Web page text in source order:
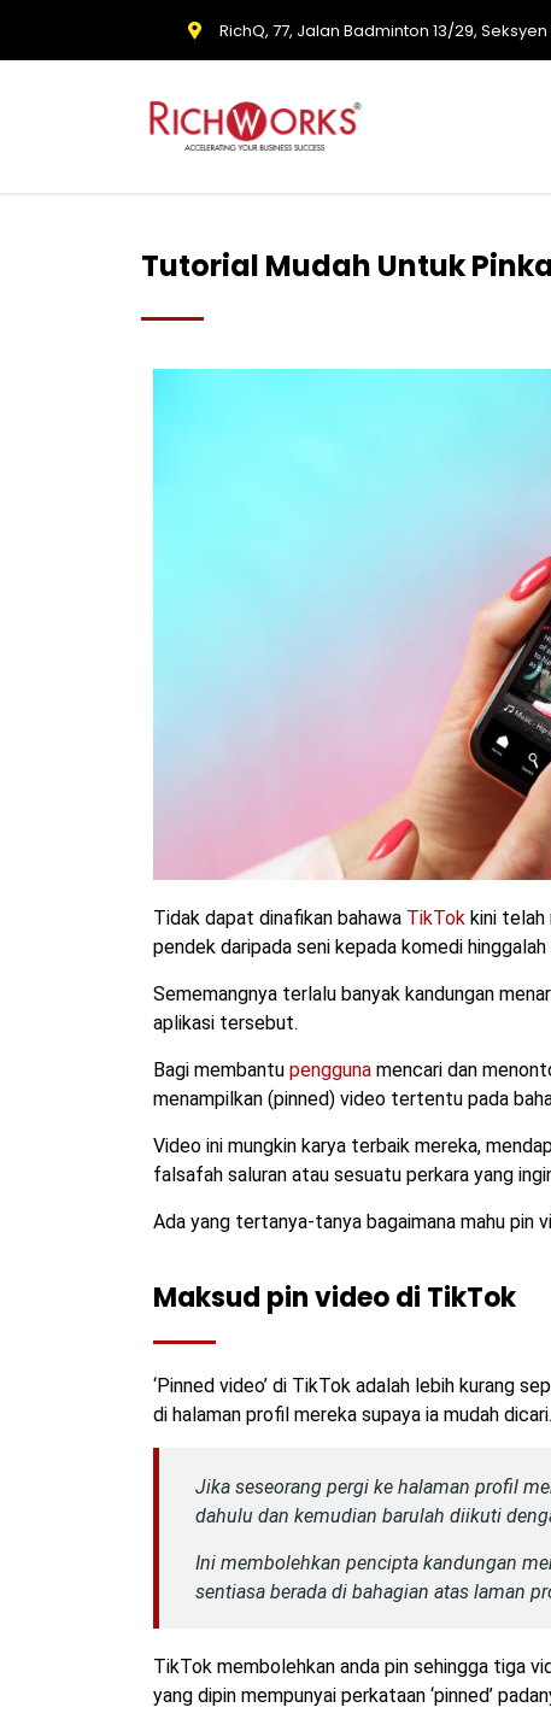
RichQ, 77, Jalan Badminton 13/29, Seksyen
Tutorial Mudah Untuk
Tidak dapat dinafikan bahawa TikTok kini telah
pendek daripada seni kepada komedi
Sememangnya terlalu banyak kandungan
aplikasi tersebut.
Bagi membantu pengguna mencari dan
menampilkan (pinned) video tertentu pada
Video ini mungkin karya terbaik mereka,
falsafah saluran atau sesuatu perkara yang
Ada yang tertanya-tanya bagaimana mahu pin
Maksud pin video di TikTok
‘Pinned video’ di TikTok adalah lebih kurang
di halaman profil mereka supaya ia mudah dicari.
Jika seseorang pergi ke halaman profil
dahulu dan kemudian barulah diikuti
Ini membolehkan pencipta kandungan
sentiasa berada di bahagian atas laman
TikTok membolehkan anda pin sehingga tiga
yang dipin mempunyai perkataan ‘pinned’